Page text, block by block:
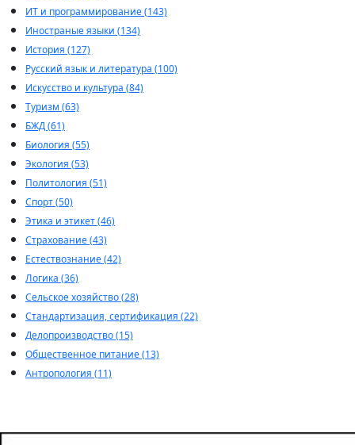
ИТ и программирование (143)
Иностраные языки (134)
История (127)
Русский язык и литература (100)
Искусство и культура (84)
Туризм (63)
БЖД (61)
Биология (55)
Экология (53)
Политология (51)
Спорт (50)
Этика и этикет (46)
Страхование (43)
Естествознание (42)
Логика (36)
Сельское хозяйство (28)
Стандартизация, сертификация (22)
Делопроизводство (15)
Общественное питание (13)
Антропология (11)